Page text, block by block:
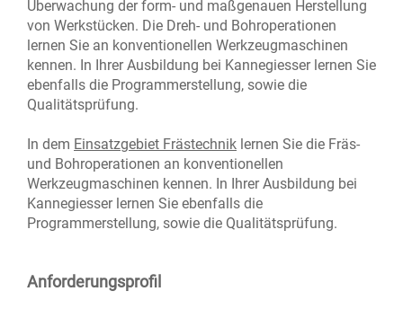
Überwachung der form- und maßgenauen Herstellung
von Werkstücken. Die Dreh- und Bohroperationen
lernen Sie an konventionellen Werkzeugmaschinen
kennen. In Ihrer Ausbildung bei Kannegiesser lernen Sie
ebenfalls die Programmerstellung, sowie die
Qualitätsprüfung.
In dem Einsatzgebiet Frästechnik lernen Sie die Fräs-
und Bohroperationen an konventionellen
Werkzeugmaschinen kennen. In Ihrer Ausbildung bei
Kannegiesser lernen Sie ebenfalls die
Programmerstellung, sowie die Qualitätsprüfung.
Anforderungsprofil